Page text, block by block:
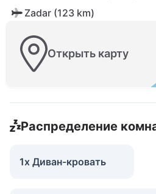
Zadar (123 km)
Открыть карту
Распределение
1x Диван-кровать